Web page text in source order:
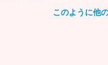
このように他